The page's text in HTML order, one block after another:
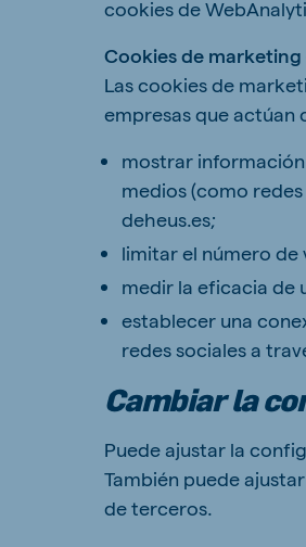
cookies de
Cookies de
Las cookies de
empresas que actúan
mostrar
medios (como
deheus.es;
limitar el número de
medir la eficacia de
establecer una
redes sociales a
Cambiar la
Puede ajustar la
También puede
de terceros.